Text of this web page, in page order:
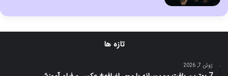
تازه ها
ژوئن 7, 2026